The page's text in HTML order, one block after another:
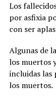
Los
por asfixia
con ser
Algunas de
los muertos
incluidas las
los muertos.